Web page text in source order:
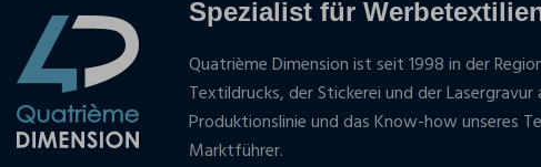
Spezialist für
Quatrième Dimension ist seit 1998 in der
Textildrucks, der Stickerei und der
Produktionslinie und das Know-how unseres
Marktführer.